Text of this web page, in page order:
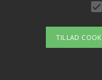
Om /
TILLAD